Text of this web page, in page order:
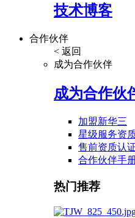
技术博客
合作伙伴
< 返回
成为合作伙伴
成为合作伙
加盟新华三
星级服务资
售前资质认
合作伙伴手
热门推荐